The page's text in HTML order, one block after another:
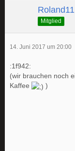
Roland11
Mitglied
14. Juni 2017 um 20:00
:1f942:
(wir brauchen noch
Kaffee
)